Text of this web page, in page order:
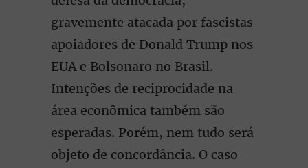
gravemente atacada por fascistas
apoiadores de Donald Trump nos
EUA e Bolsonaro no Brasil.
Intenções de reciprocidade na
área econômica também são
esperadas. Porém, nem tudo será
objeto de concordância. O caso